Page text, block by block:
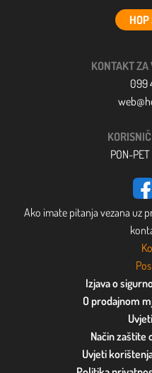
HOP
KONTAKT
099
PON-
Ako imate pitanja vezana uz
Izjava o
O prodajnom
Način zaštite
Uvjeti